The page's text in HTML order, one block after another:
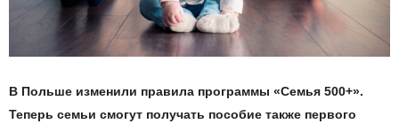
В Польше изменили правила программы «Семья 500+».
Теперь семьи смогут получать пособие также первого